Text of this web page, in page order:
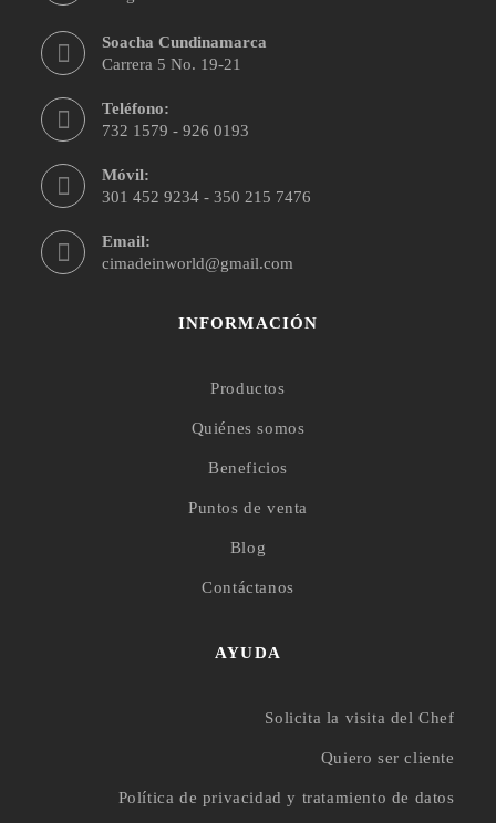
Soacha Cundinamarca
Carrera 5 No. 19-21
Teléfono:
732 1579 - 926 0193
Móvil:
301 452 9234 - 350 215 7476
Email:
cimadeinworld@gmail.com
INFORMACIÓN
Productos
Quiénes somos
Beneficios
Puntos de venta
Blog
Contáctanos
AYUDA
Solicita la visita del Chef
Quiero ser cliente
Política de privacidad y tratamiento de datos